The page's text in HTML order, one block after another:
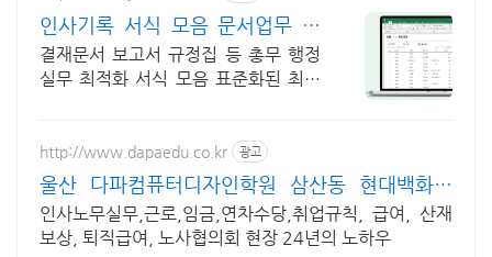
인사기록 서식 모음 문서업무 간
소화
결재문서 보고서 규정집 등 총무 행정
실무 최적화 서식 모음 표준화된 최신
http://www.dapaedu.co.kr 광고
울산 다파컴퓨터디자인학원 삼산동 현대백화점
맞은편
인사노무실무,근로,임금,연차수당,취업규칙, 급여, 산재
보상, 퇴직급여, 노사협의회 현장 24년의 노하우